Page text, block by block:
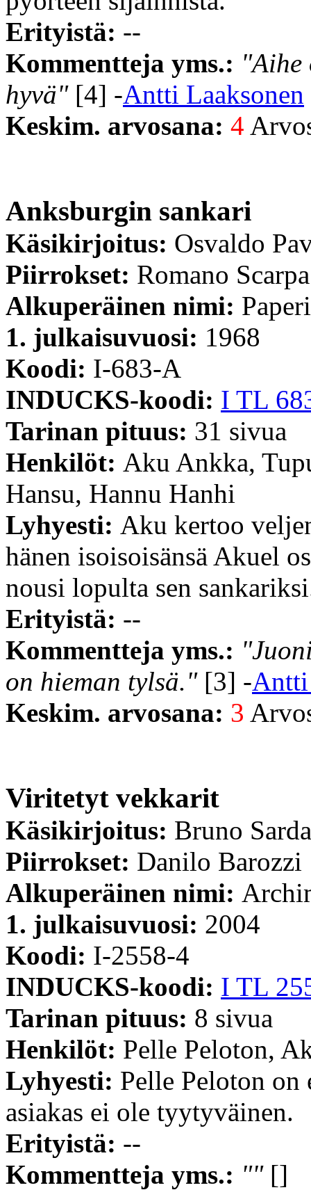
Erityistä: --
Kommentteja yms.: "Aihe
hyvä"[4] -Antti Laaksonen
Keskim. arvosana: 4
Anksburgin sankari
Käsikirjoitus: Osvaldo
Piirrokset: Romano Scarpa
Alkuperäinen nimi:
1. julkaisuvuosi: 1968
Koodi: I-683-A
INDUCKS-koodi: I TL
Tarinan pituus: 31 sivua
Henkilöt: Aku Ankka,
Hansu, Hannu Hanhi
Lyhyesti: Aku kertoo
hänen isoisoisänsä Akuel
nousi lopulta sen
Erityistä: --
Kommentteja yms.:
on hieman tylsä."[3] -Antti
Keskim. arvosana: 3
Viritetyt vekkarit
Käsikirjoitus: Bruno Sarda
Piirrokset: Danilo Barozzi
Alkuperäinen nimi:
1. julkaisuvuosi: 2004
Koodi: I-2558-4
INDUCKS-koodi: I TL
Tarinan pituus: 8 sivua
Henkilöt: Pelle Peloton,
Lyhyesti: Pelle Peloton on
asiakas ei ole tyytyväinen.
Erityistä: --
Kommentteja yms.: ""[]